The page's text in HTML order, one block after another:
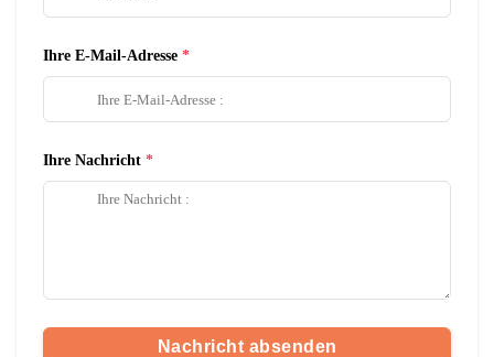
Ihre E-Mail-Adresse
Ihre Nachricht
Nachricht absenden